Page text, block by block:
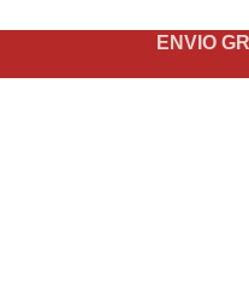
ENVIO